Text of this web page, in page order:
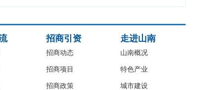
招商引资
招商动态
招商项目
招商政策
走进山南
山南概况
特色产业
城市建设